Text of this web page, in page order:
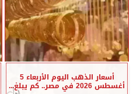
أسعار الذهب اليوم الأربعاء 5
أغسطس 2026 في مصر.. كم يبلغ...